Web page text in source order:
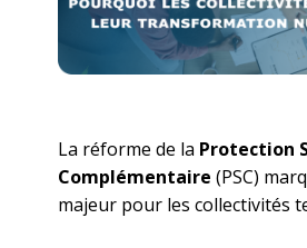
La réforme de la Protection
Complémentaire (PSC)
majeur pour les collectivités